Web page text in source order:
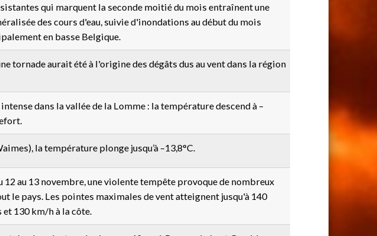
qui marquent la seconde moitié du mois entraînent une
des cours d'eau, suivie d'inondations au début du mois
en basse Belgique.
tornade aurait été à l'origine des dégâts dus au vent dans la région
dans la vallée de la Lomme : la température descend à –
la température plonge jusqu’à –13,8°C.
12 au 13 novembre, une violente tempête provoque de nombreux
le pays. Les pointes maximales de vent atteignent jusqu'à 140
130 km/h à la côte.